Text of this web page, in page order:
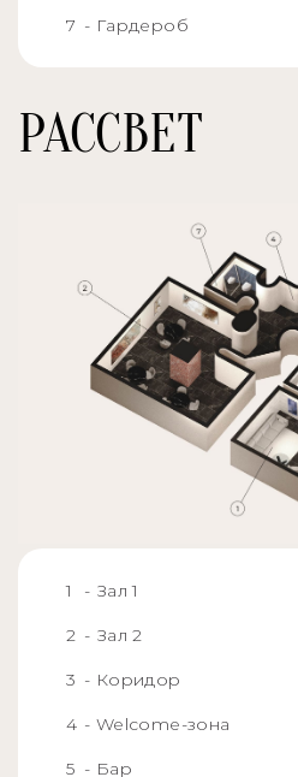
- Гардероб
РАССВЕТ
- Зал 1
- Зал 2
- Коридор
- Welcome-зона
- Бар